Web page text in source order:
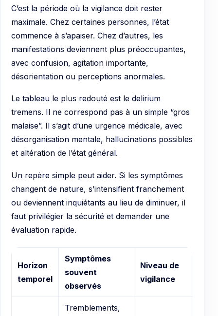
C’est la période où la vigilance doit rester
maximale. Chez certaines personnes, l’état
commence à s’apaiser. Chez d’autres, les
manifestations deviennent plus préoccupantes,
avec confusion, agitation importante,
désorientation ou perceptions anormales.
Le tableau le plus redouté est le delirium
tremens. Il ne correspond pas à un simple “gros
malaise”. Il s’agit d’une urgence médicale, avec
désorganisation mentale, hallucinations possibles
et altération de l’état général.
Un repère simple peut aider. Si les symptômes
changent de nature, s’intensifient franchement
ou deviennent inquiétants au lieu de diminuer, il
faut privilégier la sécurité et demander une
évaluation rapide.
Horizon
temporel
Symptômes
souvent
observés
Niveau de
vigilance
Tremblements,